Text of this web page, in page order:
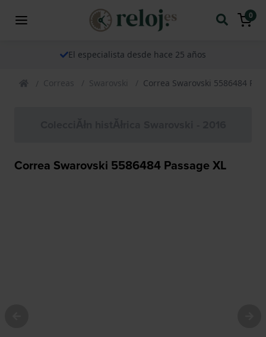
0
El especialista desde hace 25 años
Correas Swarovski Correa Swarovski 5586484
Correa Swarovski 5586484 Passage XL